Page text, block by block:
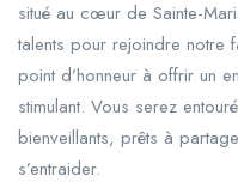
situé au cœur de Sainte-
talents pour rejoindre notre
point d’honneur à offrir un
stimulant. Vous serez
bienveillants, prêts à
s’entraider.